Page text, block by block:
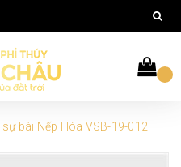
bài Nếp Hóa VSB-19-012